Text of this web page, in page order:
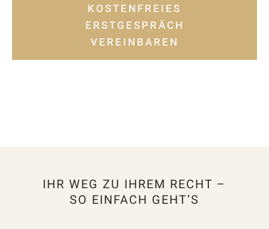
KOSTENFREIES
ERSTGESPRÄCH
VEREINBAREN
IHR WEG ZU IHREM RECHT –
SO EINFACH GEHT’S